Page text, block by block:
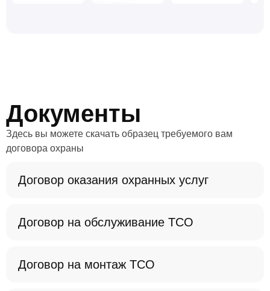
Если вы ищете ЧОП для обеспечения безопасности в
районе Хорошево-Мневники, свяжитесь с нами через
форму обратной связи или по телефону, указанному в
разделе
«Контакты»
Документы
Здесь вы можете скачать образец требуемого вам
договора охраны
Договор оказания охранных услуг
Договор на обслуживание ТСО
Договор на монтаж ТСО